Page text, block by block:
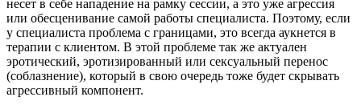
несет в себе нападение на рамку сессии, а это уже агрессия
или обесценивание самой работы специалиста. Поэтому, если
у специалиста проблема с границами, это всегда аукнется в
терапии с клиентом. В этой проблеме так же актуален
эротический, эротизированный или сексуальный перенос
(соблазнение), который в свою очередь тоже будет скрывать
агрессивный компонент.